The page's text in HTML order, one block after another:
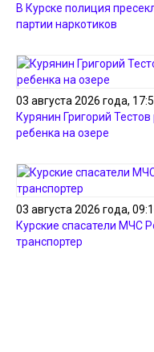
В Курске полиция
партии наркотиков
03 августа 2026 года,
Курянин Григорий
ребенка на озере
03 августа 2026 года,
Курские спасатели МЧС
транспортер